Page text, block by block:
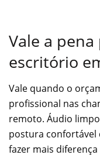
Vale a
escritório
Vale quando o
profissional nas
remoto. Áudio
postura confortável
fazer mais